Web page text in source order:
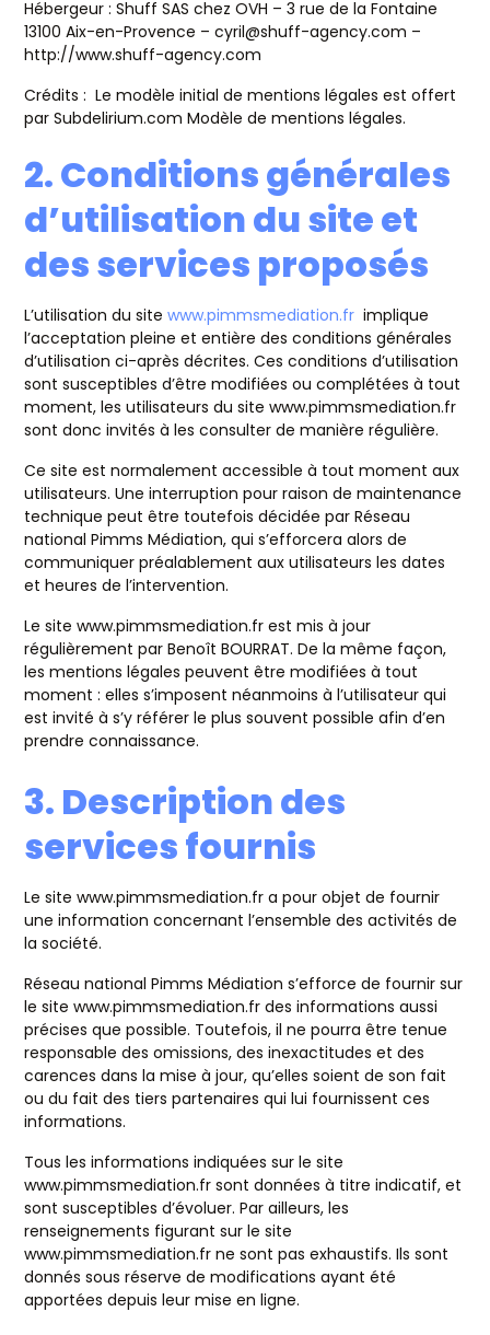
Hébergeur : Shuff SAS chez OVH – 3 rue de la Fontaine
13100 Aix-en-Provence – cyril@shuff-agency.com –
http://www.shuff-agency.com
Crédits : Le modèle initial de mentions légales est offert
par Subdelirium.com Modèle de mentions légales.
2. Conditions générales
d’utilisation du site et
des services proposés
L’utilisation du sitewww.pimmsmediation.fr implique
l’acceptation pleine et entière des conditions générales
d’utilisation ci-après décrites. Ces conditions d’utilisation
sont susceptibles d’être modifiées ou complétées à tout
moment, les utilisateurs du site www.pimmsmediation.fr
sont donc invités à les consulter de manière régulière.
Ce site est normalement accessible à tout moment aux
utilisateurs. Une interruption pour raison de maintenance
technique peut être toutefois décidée par Réseau
national Pimms Médiation, qui s’efforcera alors de
communiquer préalablement aux utilisateurs les dates
et heures de l’intervention.
Le site www.pimmsmediation.fr est mis à jour
régulièrement par Benoît BOURRAT. De la même façon,
les mentions légales peuvent être modifiées à tout
moment : elles s’imposent néanmoins à l’utilisateur qui
est invité à s’y référer le plus souvent possible afin d’en
prendre connaissance.
3. Description des
services fournis
Le site www.pimmsmediation.fr a pour objet de fournir
une information concernant l’ensemble des activités de
la société.
Réseau national Pimms Médiation s’efforce de fournir sur
le site www.pimmsmediation.fr des informations aussi
précises que possible. Toutefois, il ne pourra être tenue
responsable des omissions, des inexactitudes et des
carences dans la mise à jour, qu’elles soient de son fait
ou du fait des tiers partenaires qui lui fournissent ces
informations.
Tous les informations indiquées sur le site
www.pimmsmediation.fr sont données à titre indicatif, et
sont susceptibles d’évoluer. Par ailleurs, les
renseignements figurant sur le site
www.pimmsmediation.fr ne sont pas exhaustifs. Ils sont
donnés sous réserve de modifications ayant été
apportées depuis leur mise en ligne.